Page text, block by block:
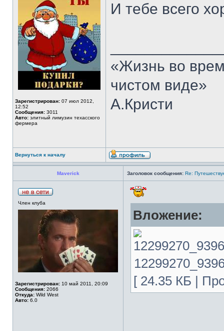
Зарегистрирован: 07 июл 2012,
12:52
Сообщения: 3011
Авто: элитный лимузин техасского
фермера
И тебе всего
«Жизнь во
чистом виде»
А.Кристи
Вернуться к началу
Maverick Заголовок сообщения: Re:
Член клуба
Зарегистрирован: 10 май 2011, 20:09
Сообщения: 2066
Откуда: Wild West
Авто: 6.0
Вложение:
[ 24.35 КБ |